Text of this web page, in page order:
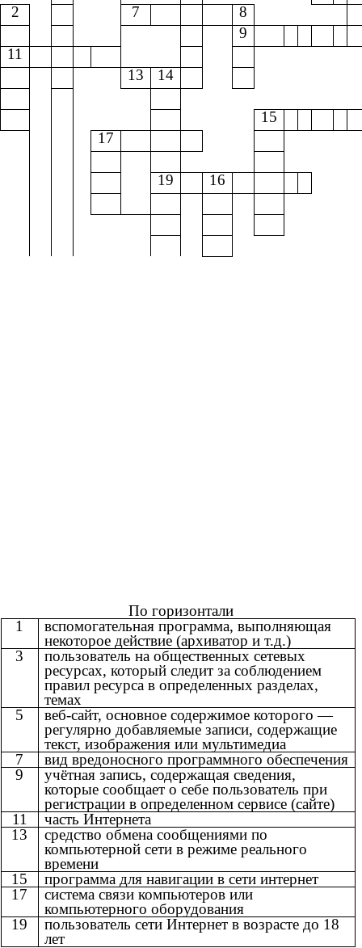
2
7
8
9
11
13
14
15
17
19 16
По горизонтали
1
вспомогательная программа, выполняющая
некоторое действие (архиватор и т.д.)
3
пользователь на общественных сетевых
ресурсах, который следит за соблюдением
правил ресурса в определенных разделах,
темах
5
веб-сайт, основное содержимое которого —
регулярно добавляемые записи, содержащие
текст, изображения или мультимедиа
7
вид вредоносного программного обеспечения
9
учётная запись, содержащая сведения,
которые сообщает о себе пользователь при
регистрации в определенном сервисе (сайте)
11
часть Интернета
13
средство обмена сообщениями по
компьютерной сети в режиме реального
времени
15
программа для навигации в сети интернет
17
система связи компьютеров или
компьютерного оборудования
19
пользователь сети Интернет в возрасте до 18
лет